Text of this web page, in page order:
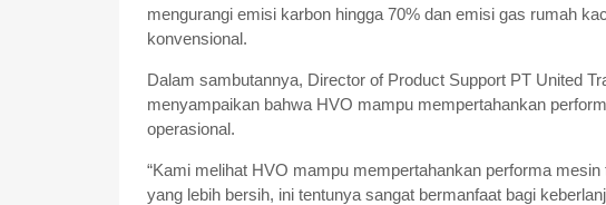
mengurangi emisi karbon hingga 70% dan emisi gas rumah
konvensional.
Dalam sambutannya, Director of Product Support PT United
menyampaikan bahwa HVO mampu mempertahankan
operasional.
“Kami melihat HVO mampu mempertahankan performa
yang lebih bersih, ini tentunya sangat bermanfaat bagi